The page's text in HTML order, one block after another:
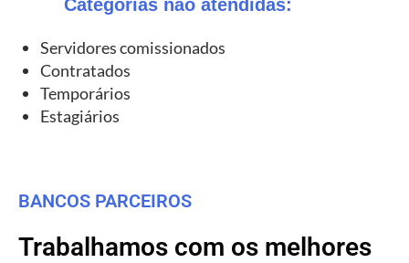
Categorias não atendidas:
Servidores comissionados
Contratados
Temporários
Estagiários
BANCOS PARCEIROS
Trabalhamos com os melhores